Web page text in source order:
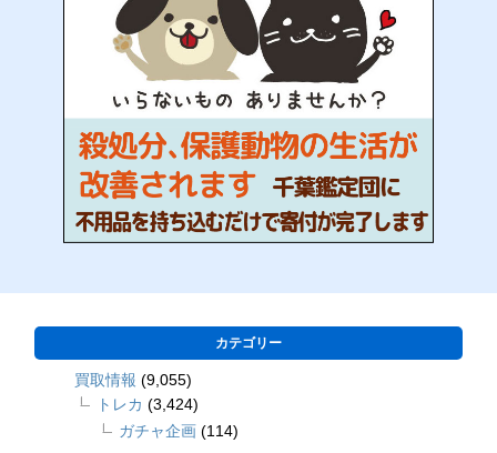
カテゴリー
買取情報 (9,055)
トレカ (3,424)
ガチャ企画 (114)